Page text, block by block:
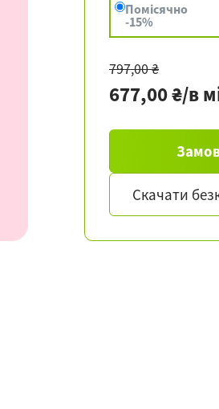
Помісячно
-15%
797,00 ₴
677,00 ₴/в
Скачати